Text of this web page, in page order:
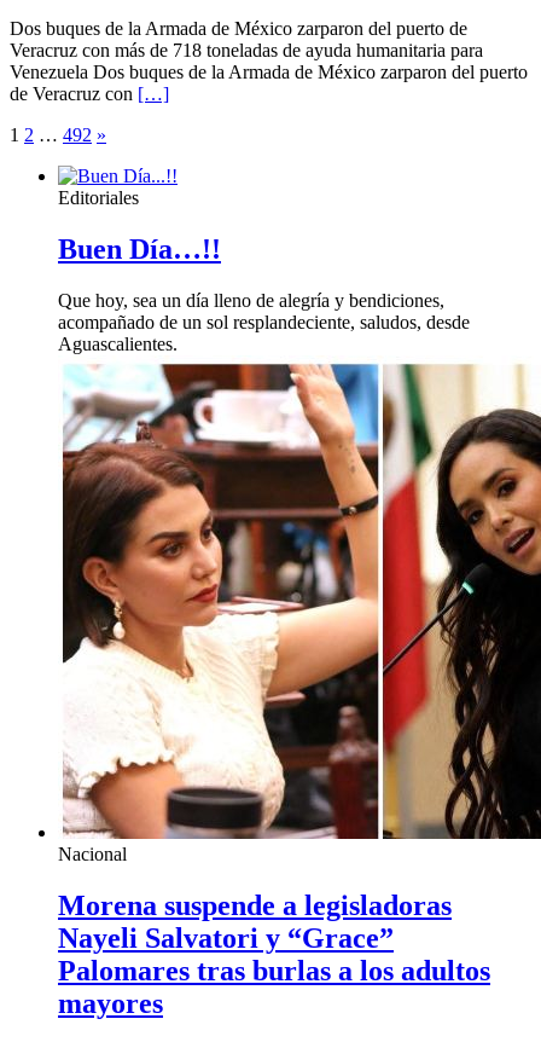
Dos buques de la Armada de México zarparon del puerto de
Veracruz con más de 718 toneladas de ayuda humanitaria para
Venezuela Dos buques de la Armada de México zarparon del puerto
de Veracruz con […]
Paginación
entradas
1 2 … 492 »
Editoriales
Buen Día…!!
Que hoy, sea un día lleno de alegría y bendiciones,
acompañado de un sol resplandeciente, saludos, desde
Aguascalientes.
Nacional
Morena suspende a legisladoras
Nayeli Salvatori y “Grace”
Palomares tras burlas a los adultos
mayores